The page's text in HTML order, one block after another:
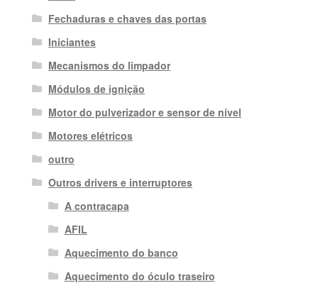
Fechaduras e chaves das portas
Iniciantes
Mecanismos do limpador
Módulos de ignição
Motor do pulverizador e sensor de nível
Motores elétricos
outro
Outros drivers e interruptores
A contracapa
AFIL
Aquecimento do banco
Aquecimento do óculo traseiro